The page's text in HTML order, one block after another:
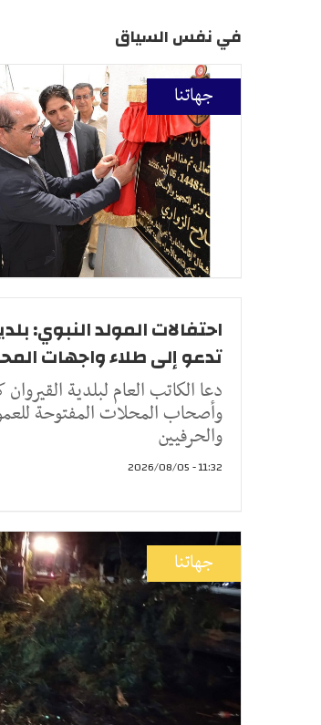
في نفس السياق
جهاتنا
احتفالات المولد النبوي:
تدعو إلى طلاء واجهات
دعا الكاتب العام لبلدية القيروان
وأصحاب المحلات المفتوحة
والحرفيين
11:32 - 2026/08/05
جهاتنا